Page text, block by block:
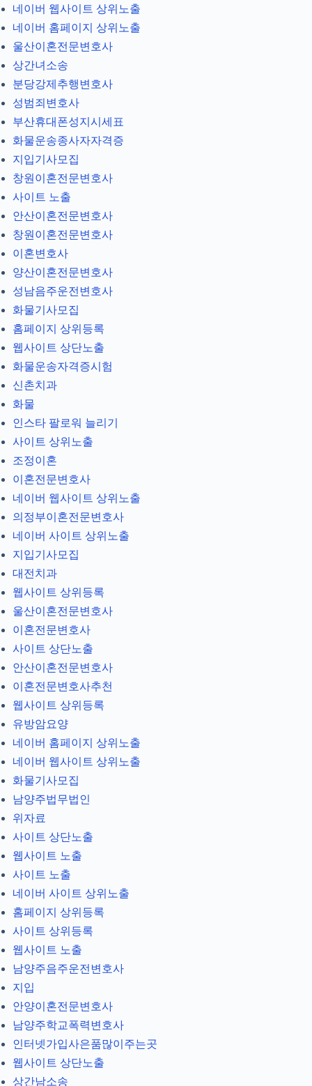
네이버 웹사이트 상위노출
네이버 홈페이지 상위노출
울산이혼전문변호사
상간녀소송
분당강제추행변호사
성범죄변호사
부산휴대폰성지시세표
화물운송종사자자격증
지입기사모집
창원이혼전문변호사
사이트 노출
안산이혼전문변호사
창원이혼전문변호사
이혼변호사
양산이혼전문변호사
성남음주운전변호사
화물기사모집
홈페이지 상위등록
웹사이트 상단노출
화물운송자격증시험
신촌치과
화물
인스타 팔로워 늘리기
사이트 상위노출
조정이혼
이혼전문변호사
네이버 웹사이트 상위노출
의정부이혼전문변호사
네이버 사이트 상위노출
지입기사모집
대전치과
웹사이트 상위등록
울산이혼전문변호사
이혼전문변호사
사이트 상단노출
안산이혼전문변호사
이혼전문변호사추천
웹사이트 상위등록
유방암요양
네이버 홈페이지 상위노출
네이버 웹사이트 상위노출
화물기사모집
남양주법무법인
위자료
사이트 상단노출
웹사이트 노출
사이트 노출
네이버 사이트 상위노출
홈페이지 상위등록
사이트 상위등록
웹사이트 노출
남양주음주운전변호사
지입
안양이혼전문변호사
남양주학교폭력변호사
인터넷가입사은품많이주는곳
웹사이트 상단노출
상간남소송